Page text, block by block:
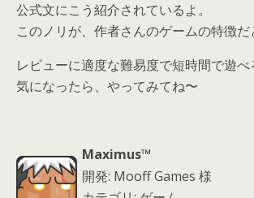
公式文にこう紹介されているよ。
このノリが、作者さんのゲームの特徴
レビューに適度な難易度で短時間で遊べ
気になったら、やってみてね〜
Maximus™
開発: Mooff Games 様